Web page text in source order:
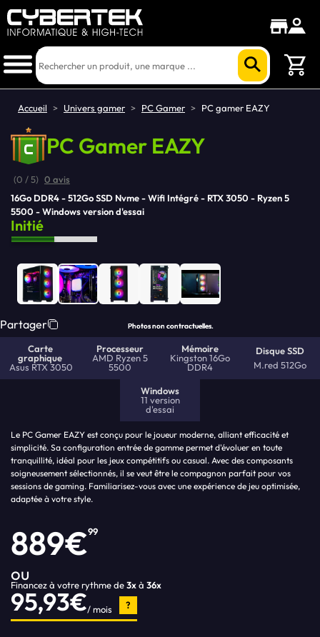
Accueil > Univers gamer > PC Gamer > PC gamer EAZY
PC Gamer EAZY
(0 / 5) 0 avis
16Go DDR4
512Go SSD Nvme Wifi Intégré RTX 3050
Ryzen 5
5500
Windows version d'essai
Initié
Photos non contractuelles.
Partager Photos non contractuelles.
Carte
graphique
Asus RTX 3050
Processeur
AMD Ryzen 5
5500
Mémoire
Kingston 16Go
DDR4
Disque SSD
M.red 512Go
Windows
11 version
d'essai
Le PC Gamer EAZY est conçu pour le joueur moderne, alliant efficacité et
simplicité. Sa configuration entrée de gamme permet d'évoluer en toute
tranquillité, idéal pour les jeux compétitifs ou casual. Avec des composants
soigneusement sélectionnés, il se veut être le compagnon parfait pour vos
sessions de gaming. Familiarisez-vous avec une expérience de jeu optimisée,
adaptée à votre style.
889€99
ou
Financez à votre rythme de3xà 36x
95,93€/ mois ?